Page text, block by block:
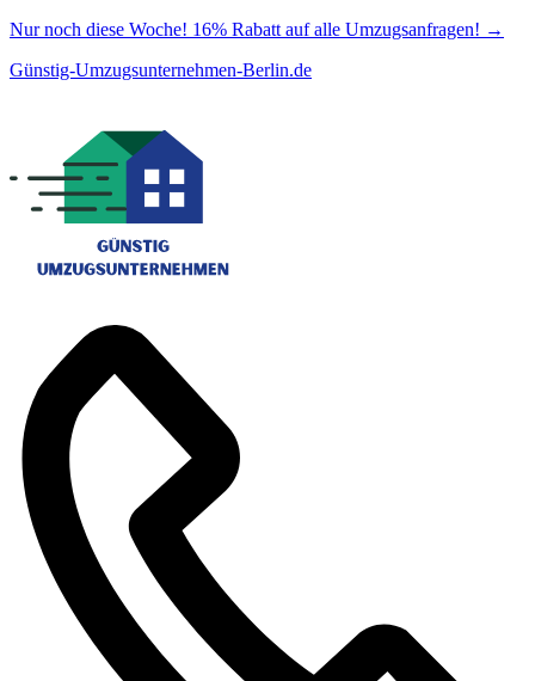
Nur noch diese Woche! 16% Rabatt auf alle Umzugsanfragen! →
Günstig-Umzugsunternehmen-Berlin.de